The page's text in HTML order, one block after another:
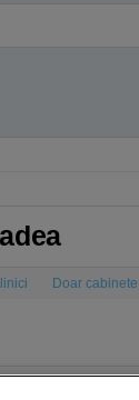
Doar cabinete